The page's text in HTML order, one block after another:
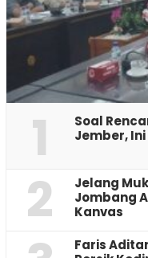
1
‎Soal
Jember,
2
Jelang
Jombang
Kanvas
Faris